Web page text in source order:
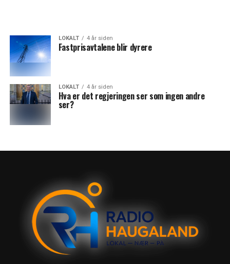
LOKALT 4 år siden
Fastprisavtalene blir dyrere
LOKALT 4 år siden
Hva er det regjeringen ser som ingen andre
ser?